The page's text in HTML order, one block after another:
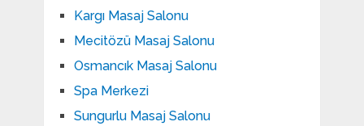
Kargı Masaj Salonu
Mecitözü Masaj Salonu
Osmancık Masaj Salonu
Spa Merkezi
Sungurlu Masaj Salonu